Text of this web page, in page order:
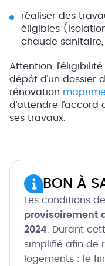
réaliser des
éligibles
chaude
Attention,
dépôt d’un dossier
rénovation
d’attendre l’accord
ses travaux.
BON À
Les conditions
provisoirement
2024 . Durant
simplifié afin de
logements : le